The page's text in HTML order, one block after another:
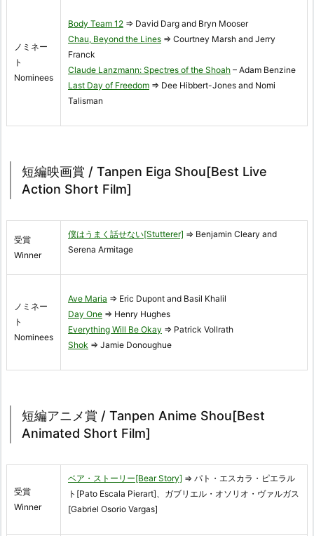
ノミネー
ト
Nominees
Body Team 12 ⇒ David Darg and Bryn Mooser
Chau, Beyond the Lines ⇒ Courtney Marsh and Jerry
Franck
Claude Lanzmann: Spectres of the Shoah – Adam Benzine
Last Day of Freedom ⇒ Dee Hibbert-Jones and Nomi
Talisman
短編映画賞 / Tanpen Eiga Shou[Best Live
Action Short Film]
受賞
Winner
僕はうまく話せない[Stutterer] ⇒ Benjamin Cleary and
Serena Armitage
ノミネー
ト
Nominees
Ave Maria ⇒ Eric Dupont and Basil Khalil
Day One ⇒ Henry Hughes
Everything Will Be Okay ⇒ Patrick Vollrath
Shok ⇒ Jamie Donoughue
短編アニメ賞 / Tanpen Anime Shou[Best
Animated Short Film]
受賞
Winner
ベア・ストーリー[Bear Story] ⇒ パト・エスカラ・ピエラル
ト[Pato Escala Pierart]、ガブリエル・オソリオ・ヴァルガス
[Gabriel Osorio Vargas]